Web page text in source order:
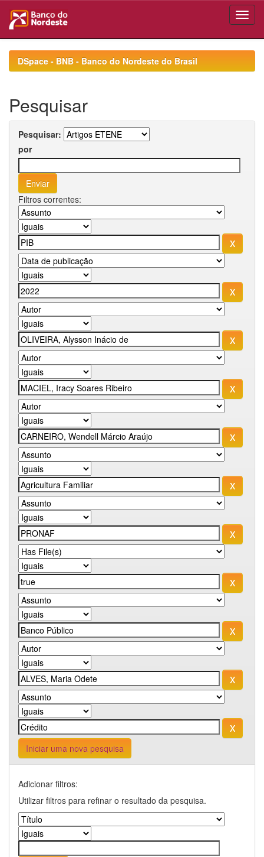
navigationDSpace - BNB - Banco do Nordeste do Brasil
Pesquisar
Pesquisar:
por
Filtros correntes:
Iniciar uma nova pesquisa
Adicionar filtros:
Utilizar filtros para refinar o resultado da pesquisa.